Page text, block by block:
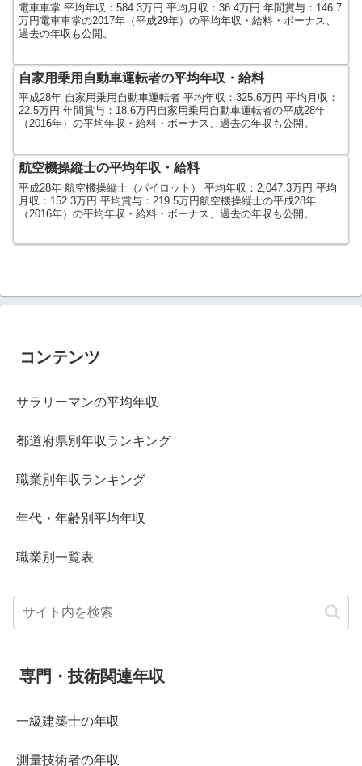
電車車掌 平均年収：584.3万円 平均月収：36.4万円 年間賞与：146.7
万円電車車掌の2017年（平成29年）の平均年収・給料・ボーナス、
過去の年収も公開。
自家用乗用自動車運転者の平均年収・給料
平成28年 自家用乗用自動車運転者 平均年収：325.6万円 平均月収：
22.5万円 年間賞与：18.6万円自家用乗用自動車運転者の平成28年
（2016年）の平均年収・給料・ボーナス、過去の年収も公開。
航空機操縦士の平均年収・給料
平成28年 航空機操縦士（パイロット） 平均年収：2,047.3万円 平均
月収：152.3万円 平均賞与：219.5万円航空機操縦士の平成28年
（2016年）の平均年収・給料・ボーナス、過去の年収も公開。
コンテンツ
サラリーマンの平均年収
都道府県別年収ランキング
職業別年収ランキング
年代・年齢別平均年収
職業別一覧表
専門・技術関連年収
一級建築士の年収
測量技術者の年収